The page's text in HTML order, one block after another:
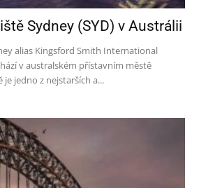
Sydney (SYD) v Austrálii
alias Kingsford Smith International
v australském přístavním městě
jedno z nejstarších a...